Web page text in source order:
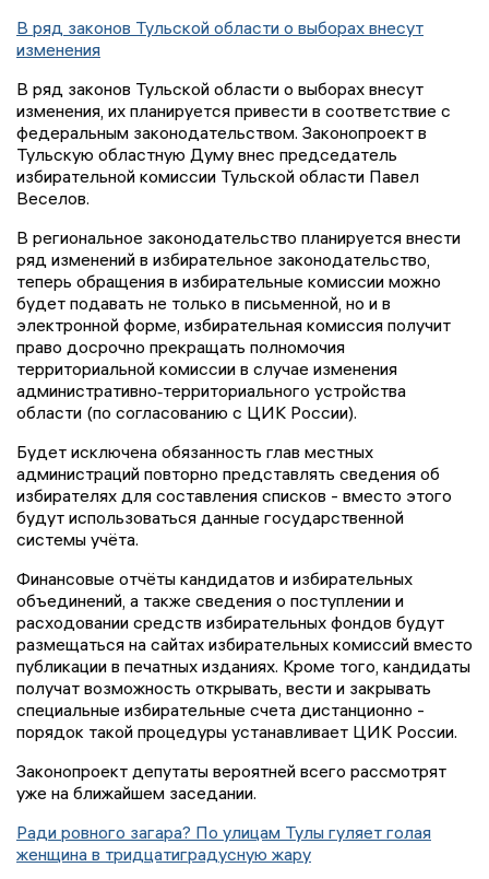
В ряд законов Тульской области о выборах внесут
изменения
В ряд законов Тульской области о выборах внесут
изменения, их планируется привести в соответствие с
федеральным законодательством. Законопроект в
Тульскую областную Думу внес председатель
избирательной комиссии Тульской области Павел
Веселов.
В региональное законодательство планируется внести
ряд изменений в избирательное законодательство,
теперь обращения в избирательные комиссии можно
будет подавать не только в письменной, но и в
электронной форме, избирательная комиссия получит
право досрочно прекращать полномочия
территориальной комиссии в случае изменения
административно‑территориального устройства
области (по согласованию с ЦИК России).
Будет исключена обязанность глав местных
администраций повторно представлять сведения об
избирателях для составления списков - вместо этого
будут использоваться данные государственной
системы учёта.
Финансовые отчёты кандидатов и избирательных
объединений, а также сведения о поступлении и
расходовании средств избирательных фондов будут
размещаться на сайтах избирательных комиссий вместо
публикации в печатных изданиях. Кроме того, кандидаты
получат возможность открывать, вести и закрывать
специальные избирательные счета дистанционно -
порядок такой процедуры устанавливает ЦИК России.
Законопроект депутаты вероятней всего рассмотрят
уже на ближайшем заседании.
Ради ровного загара? По улицам Тулы гуляет голая
женщина в тридцатиградусную жару